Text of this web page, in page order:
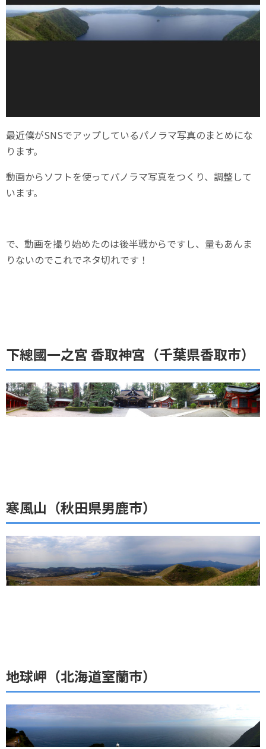
最近僕がSNSでアップしているパノラマ写真のまとめにな
ります。
動画からソフトを使ってパノラマ写真をつくり、調整して
います。
で、動画を撮り始めたのは後半戦からですし、量もあんま
りないのでこれでネタ切れです！
下總國一之宮 香取神宮（千葉県香取市）
寒風山（秋田県男鹿市）
地球岬（北海道室蘭市）